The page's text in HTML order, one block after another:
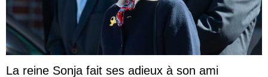
La reine Sonja fait ses adieux à son ami